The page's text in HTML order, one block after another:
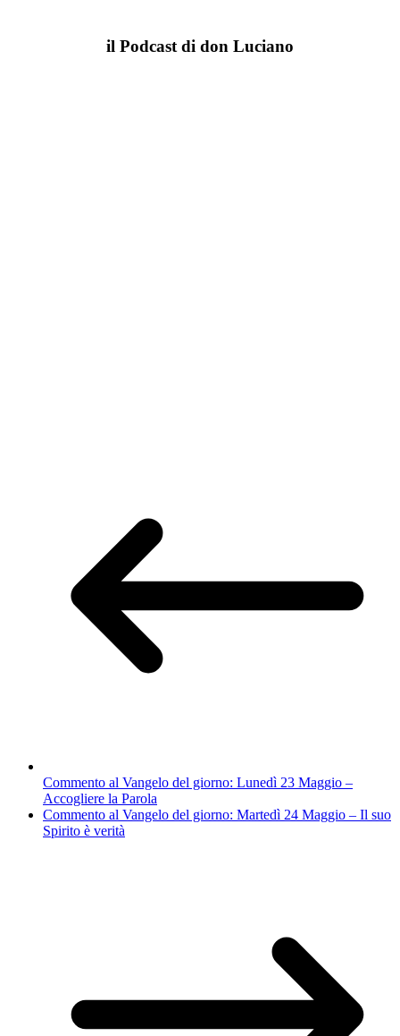
il Podcast di don Luciano
Commento al Vangelo del giorno: Lunedì 23 Maggio –
Accogliere la Parola
Commento al Vangelo del giorno: Martedì 24 Maggio – Il suo
Spirito è verità